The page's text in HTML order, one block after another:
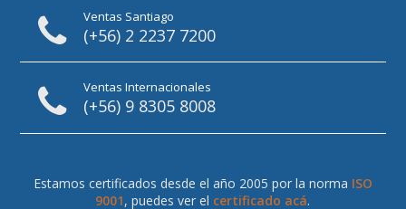
Ventas Santiago
(+56) 2 2237 7200
Ventas Internacionales
(+56) 9 8305 8008
Estamos certificados desde el año 2005 por la norma ISO
9001, puedes ver el certificado acá.